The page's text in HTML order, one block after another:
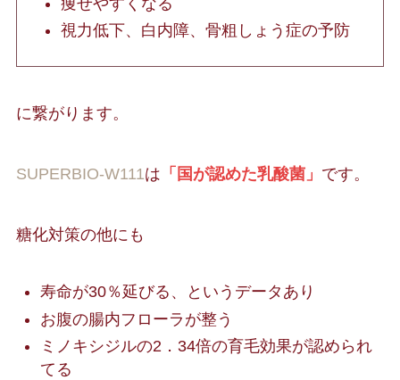
視力低下、白内障、骨粗しょう症の予防
に繋がります。
SUPERBIO-W111は 「国が認めた乳酸菌」 です。
糖化対策の他にも
寿命が30％延びる、というデータあり
お腹の腸内フローラが整う
ミノキシジルの2．34倍の育毛効果が認められ
てる